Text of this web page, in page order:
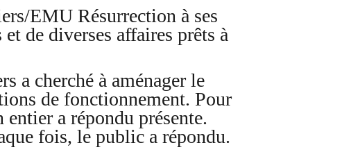
EMU Résurrection à ses
de diverses affaires prêts à
a cherché à aménager le
de fonctionnement. Pour
a répondu présente.
fois, le public a répondu.